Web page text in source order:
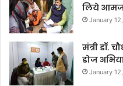
लिये
January
मंत्री डॉ.
डोज
January